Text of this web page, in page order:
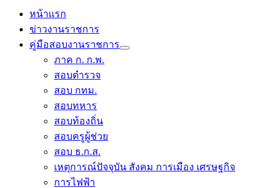
หน้าแรก
ข่าวงานราชการ
คู่มือสอบงานราชการ
ภาค ก. ก.พ.
สอบตำรวจ
สอบ กทม.
สอบทหาร
สอบท้องถิ่น
สอบครูผู้ช่วย
สอบ ธ.ก.ส.
เหตุการณ์ปัจจุบัน สังคม การเมือง เศรษฐกิจ
การไฟฟ้า